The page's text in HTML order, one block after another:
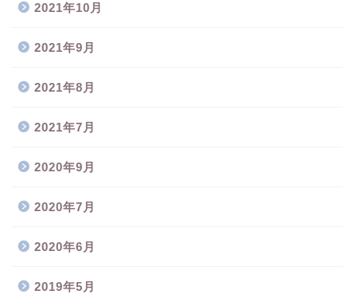
2021年10月
2021年9月
2021年8月
2021年7月
2020年9月
2020年7月
2020年6月
2019年5月